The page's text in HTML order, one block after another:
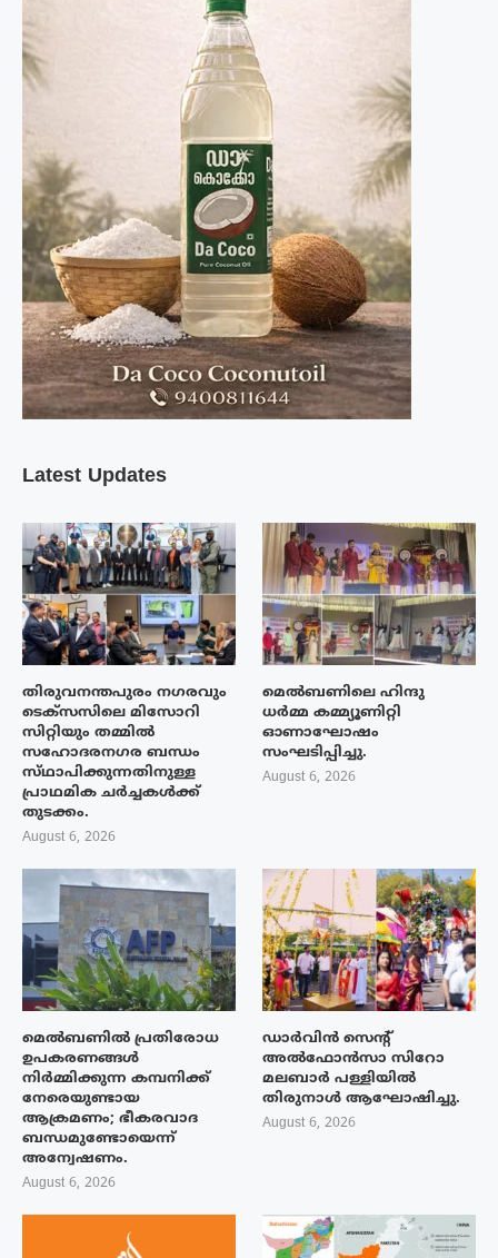
Latest Updates
തിരുവനന്തപുരം നഗരവും
ടെക്‌സസിലെ മിസോറി
സിറ്റിയും തമ്മിൽ
സഹോദരനഗര ബന്ധം
സ്‌ഥാപിക്കുന്നതിനുള്ള
പ്രാഥമിക ചർച്ചകൾക്ക്
തുടക്കം.
August 6, 2026
മെൽബണിലെ ഹിന്ദു
ധർമ്മ കമ്മ്യൂണിറ്റി
ഓണാഘോഷം
സംഘടിപ്പിച്ചു.
August 6, 2026
മെൽബണിൽ പ്രതിരോധ
ഉപകരണങ്ങൾ
നിർമ്മിക്കുന്ന കമ്പനിക്ക്
നേരെയുണ്ടായ
ആക്രമണം; ഭീകരവാദ
ബന്ധമുണ്ടോയെന്ന്
അന്വേഷണം.
August 6, 2026
ഡാർവിൻ സെന്റ്
അൽഫോൻസാ സിറോ
മലബാർ പള്ളിയിൽ
തിരുനാൾ ആഘോഷിച്ചു.
August 6, 2026